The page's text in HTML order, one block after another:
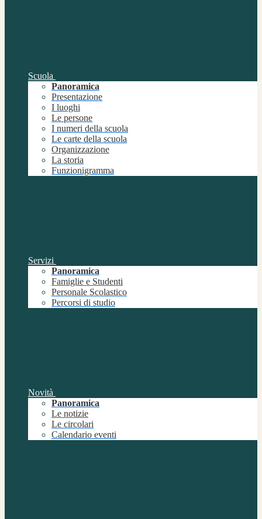
Scuola
Panoramica
Presentazione
I luoghi
Le persone
I numeri della scuola
Le carte della scuola
Organizzazione
La storia
Funzionigramma
Servizi
Panoramica
Famiglie e Studenti
Personale Scolastico
Percorsi di studio
Novità
Panoramica
Le notizie
Le circolari
Calendario eventi